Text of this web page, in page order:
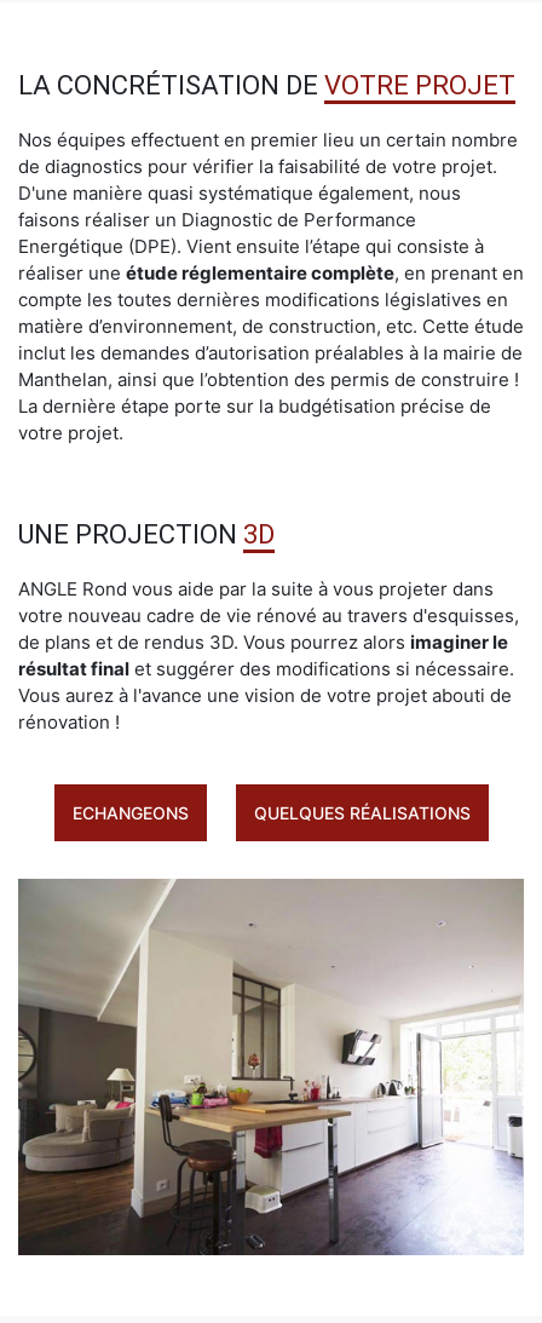
LA CONCRÉTISATION DE VOTRE PROJET
Nos équipes effectuent en premier lieu un certain nombre
de diagnostics pour vérifier la faisabilité de votre projet.
D'une manière quasi systématique également, nous
faisons réaliser un Diagnostic de Performance
Energétique (DPE). Vient ensuite l’étape qui consiste à
réaliser une étude réglementaire complète, en prenant en
compte les toutes dernières modifications législatives en
matière d’environnement, de construction, etc. Cette étude
inclut les demandes d’autorisation préalables à la mairie de
Manthelan, ainsi que l’obtention des permis de construire !
La dernière étape porte sur la budgétisation précise de
votre projet.
UNE PROJECTION 3D
ANGLE Rond vous aide par la suite à vous projeter dans
votre nouveau cadre de vie rénové au travers d'esquisses,
de plans et de rendus 3D. Vous pourrez alors imaginer le
résultat final et suggérer des modifications si nécessaire.
Vous aurez à l'avance une vision de votre projet abouti de
rénovation !
ECHANGEONS QUELQUES RÉALISATIONS